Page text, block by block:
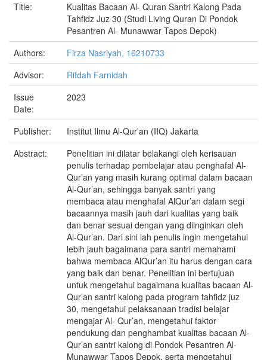
Title:
Kualitas Bacaan Al- Quran Santri Kalong Pada
Tahfidz Juz 30 (Studi Living Quran Di Pondok
Pesantren Al- Munawwar Tapos Depok)
Authors:
Firza Nasriyah, 16210733
Advisor:
Rifdah Farnidah
Issue
Date:
2023
Publisher:
Institut Ilmu Al-Qur'an (IIQ) Jakarta
Abstract:
Penelitian ini dilatar belakangi oleh kerisauan
penulis terhadap pembelajar atau penghafal Al-
Qur’an yang masih kurang optimal dalam bacaan
Al-Qur’an, sehingga banyak santri yang
membaca atau menghafal AlQur’an dalam segi
bacaannya masih jauh dari kualitas yang baik
dan benar sesuai dengan yang diinginkan oleh
Al-Qur’an. Dari sini lah penulis ingin mengetahui
lebih jauh bagaimana para santri memahami
bahwa membaca AlQur’an itu harus dengan cara
yang baik dan benar. Penelitian ini bertujuan
untuk mengetahui bagaimana kualitas bacaan Al-
Qur’an santri kalong pada program tahfidz juz
30, mengetahui pelaksanaan tradisi belajar
mengajar Al- Qur’an, mengetahui faktor
pendukung dan penghambat kualitas bacaan Al-
Qur’an santri kalong di Pondok Pesantren Al-
Munawwar Tapos Depok, serta mengetahui